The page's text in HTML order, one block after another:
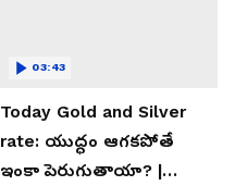
Today Gold and Silver
rate: యుద్ధం ఆగకపోతే
ఇంకా పెరుగుతాయా? |
03:43